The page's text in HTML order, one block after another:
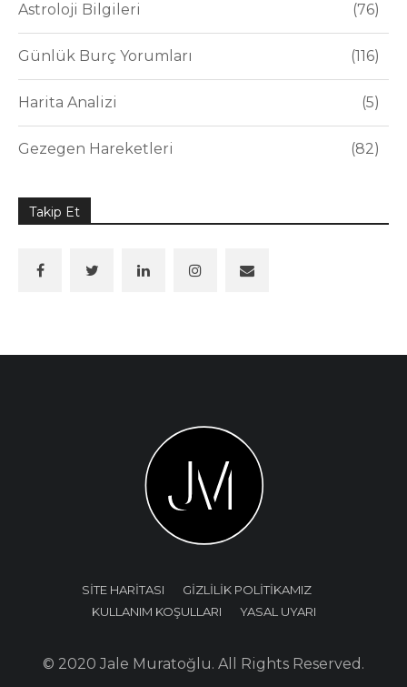
Astroloji Bilgileri 76
Günlük Burç Yorumları 116
Harita Analizi 5
Gezegen Hareketleri 82
Takip Et
SİTE HARİTASI
GİZLİLİK POLİTİKAMIZ
KULLANIM KOŞULLARI
YASAL UYARI
© 2020 Jale Muratoğlu. All Rights Reserved.